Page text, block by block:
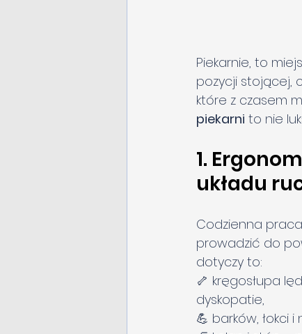
Piekarnie, to
pozycji stojącej,
które z czasem
piekarni to nie
1.
układu
Codzienna
prowadzić do
dotyczy to:
🦴 kręgosłupa
dyskopatie,
💪 barków, łokci